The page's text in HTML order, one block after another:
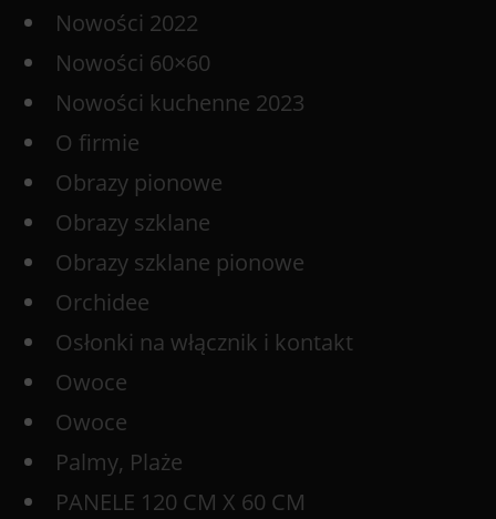
Nowości 2022
Nowości 60×60
Nowości kuchenne 2023
O firmie
Obrazy pionowe
Obrazy szklane
Obrazy szklane pionowe
Orchidee
Osłonki na włącznik i kontakt
Owoce
Owoce
Palmy, Plaże
PANELE 120 CM X 60 CM